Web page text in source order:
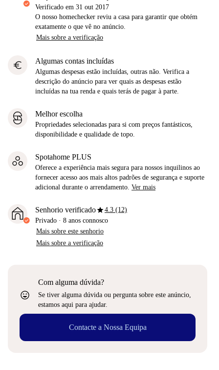
Verificado em 31 out 2017
O nosso homechecker reviu a casa para garantir que obtém
exatamente o que vê no anúncio.
Mais sobre a verificação
euro Algumas contas incluídas
Algumas despesas estão incluídas, outras não. Verifica a
descrição do anúncio para ver quais as despesas estão
incluídas na tua renda e quais terás de pagar à parte.
Melhor escolha
Propriedades selecionadas para si com preços fantásticos,
disponibilidade e qualidade de topo.
Spotahome PLUS
Oferece a experiência mais segura para nossos inquilinos ao
fornecer acesso aos mais altos padrões de segurança e suporte
adicional durante o arrendamento. Ver mais
Senhorio verificadostar4.3 (12)
Privado · 8 anos connosco
Mais sobre este senhorio
Mais sobre a verificação
sentiment_very_satisfied
Com alguma dúvida?
Se tiver alguma dúvida ou pergunta sobre este anúncio,
estamos aqui para ajudar.
Contacte a Nossa Equipa